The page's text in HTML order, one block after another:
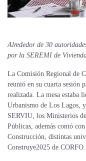
Alrededor de 30
por la SEREMI de
La Comisión Regional de
reunió en su cuarta sesión
realizada. La mesa estaba
Urbanismo de Los Lagos,
SERVIU, los Ministerios
Públicas, además contó
Construcción, distintas
Construye2025 de CORFO.